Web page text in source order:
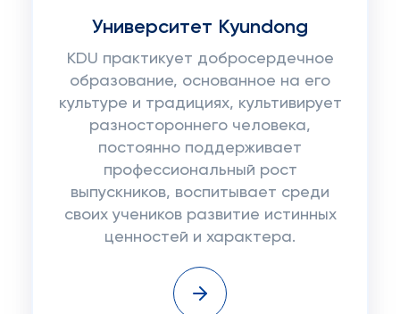
Университет Kyundong
KDU практикует добросердечное
образование, основанное на его
культуре и традициях, культивирует
разностороннего человека,
постоянно поддерживает
профессиональный рост
выпускников, воспитывает среди
своих учеников развитие истинных
ценностей и характера.